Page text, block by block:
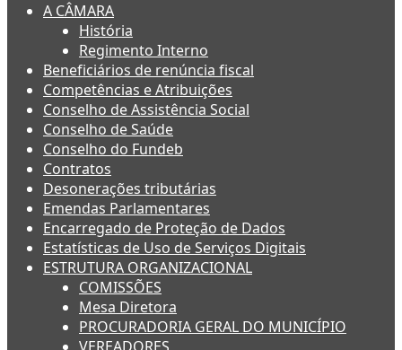
A CÂMARA
História
Regimento Interno
Beneficiários de renúncia fiscal
Competências e Atribuições
Conselho de Assistência Social
Conselho de Saúde
Conselho do Fundeb
Contratos
Desonerações tributárias
Emendas Parlamentares
Encarregado de Proteção de Dados
Estatísticas de Uso de Serviços Digitais
ESTRUTURA ORGANIZACIONAL
COMISSÕES
Mesa Diretora
PROCURADORIA GERAL DO MUNICÍPIO